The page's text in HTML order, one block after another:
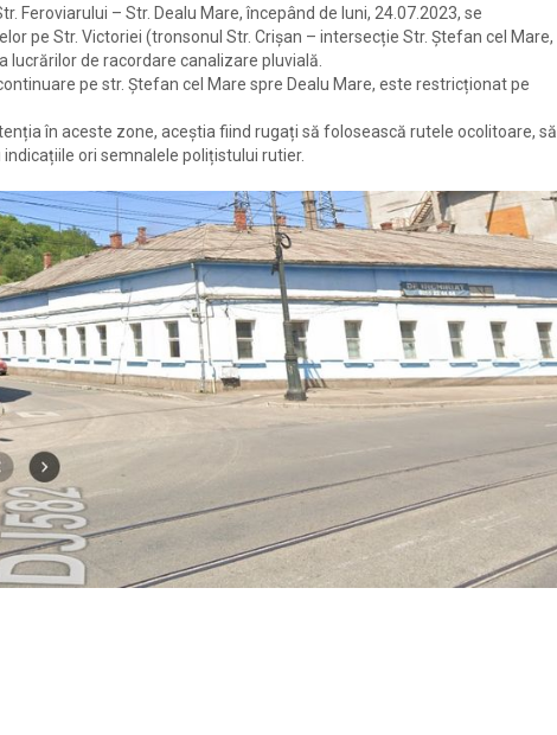
Feroviarului – Str. Dealu Mare, începând de luni, 24.07.2023, se
pe Str. Victoriei (tronsonul Str. Crișan – intersecție Str. Ștefan cel Mare,
de racordare canalizare pluvială.
pe str. Ștefan cel Mare spre Dealu Mare, este restricționat pe
în aceste zone, aceștia fiind rugați să folosească rutele ocolitoare, să
ori semnalele polițistului rutier.